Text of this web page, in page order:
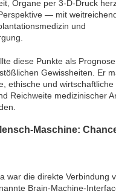
Organe per 3-D-Druck
— mit
und
diese Punkte als
Gewissheiten. Er
ethische und
Reichweite medizinischer
Maschine:
war die direkte Verbindung
Brain-Machine-